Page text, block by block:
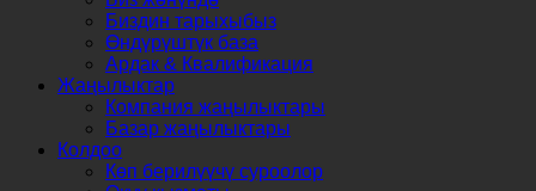
Биздин тарыхыбыз
Өндүрүштүк база
Ардак & Квалификация
Жаңылыктар
Компания жаңылыктары
Базар жаңылыктары
Колдоо
Көп берилүүчү суроолор